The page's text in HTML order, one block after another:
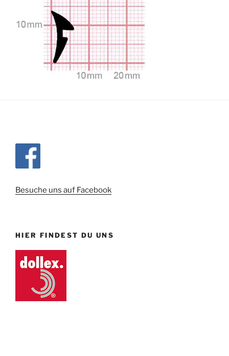
Besuche uns auf Facebook
HIER FINDEST DU UNS